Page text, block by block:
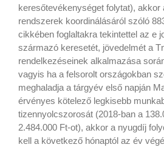
keresőtevékenységet folytat), akkor
rendszerek koordinálásáról szóló
cikkében foglaltakra tekintettel az e
származó keresetét, jövedelmét a
rendelkezéseinek alkalmazása
vagyis ha a felsorolt országokban
meghaladja a tárgyév első napján
érvényes kötelező legkisebb
tizennyolcszorosát (2018-ban a
2.484.000 Ft-ot), akkor a nyugdíj
kell a következő hónaptól az év